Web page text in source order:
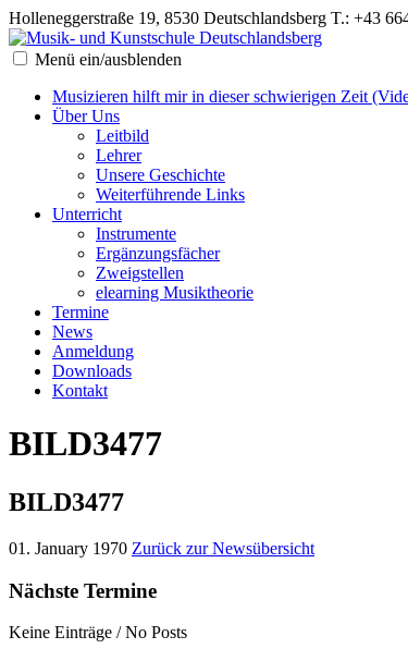
Holleneggerstraße 19, 8530 Deutschlandsberg T.: +43
Menü ein/ausblenden
Musizieren hilft mir in dieser schwierigen Zeit
Über Uns
Leitbild
Lehrer
Unsere Geschichte
Weiterführende Links
Unterricht
Instrumente
Ergänzungsfächer
Zweigstellen
elearning Musiktheorie
Termine
News
Anmeldung
Downloads
Kontakt
BILD3477
BILD3477
01. January 1970 Zurück zur Newsübersicht
Nächste Termine
Keine Einträge / No Posts